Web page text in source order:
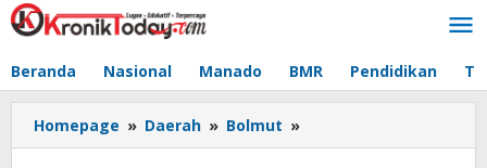
Lewati
ke
Beranda Nasional Manado BMR Pendidikan
Homepage » Daerah » Bolmut »
Vitamin